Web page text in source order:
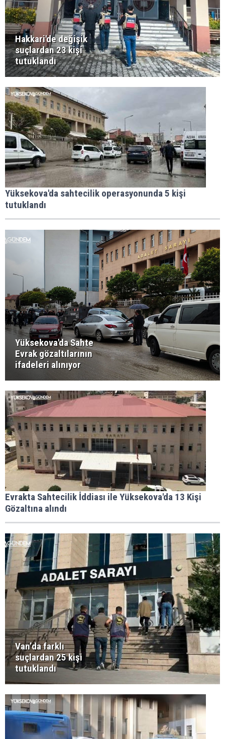
Hakkari'de değişik
suçlardan 23 kişi
tutuklandı
Yüksekova'da sahtecilik operasyonunda 5 kişi
tutuklandı
Yüksekova'da Sahte
Evrak gözaltılarının
ifadeleri alınıyor
Evrakta Sahtecilik İddiası ile Yüksekova'da 13 Kişi
Gözaltına alındı
Van’da farklı
suçlardan 25 kişi
tutuklandı